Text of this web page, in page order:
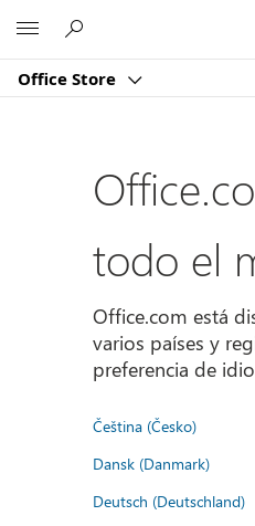
Office Store
todo el
Office.com está
varios países y
preferencia de
Čeština (Česko)
Dansk (Danmark)
Deutsch (Deutschland)